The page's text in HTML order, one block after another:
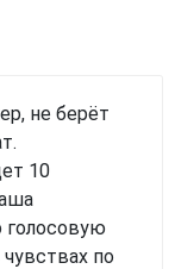
не берёт
10
голосовую
по